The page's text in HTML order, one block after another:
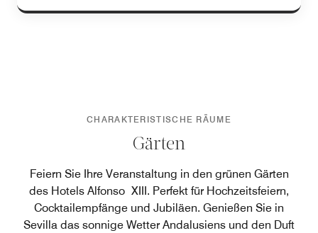
CHARAKTERISTISCHE RÄUME
Gärten
Feiern Sie Ihre Veranstaltung in den grünen Gärten
des Hotels Alfonso XIII. Perfekt für Hochzeitsfeiern,
Cocktailempfänge und Jubiläen. Genießen Sie in
Sevilla das sonnige Wetter Andalusiens und den Duft